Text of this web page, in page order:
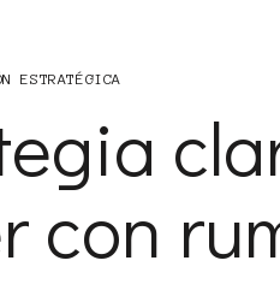
ESTRATÉGICA
con